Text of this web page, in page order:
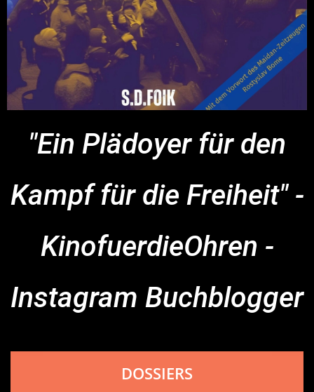
"Ein Plädoyer für den
Kampf für die Freiheit" -
KinofuerdieOhren -
Instagram Buchblogger
DOSSIERS